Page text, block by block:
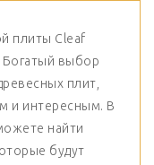
плиты Cleaf
Богатый выбор
плит,
и интересным. В
найти
будут